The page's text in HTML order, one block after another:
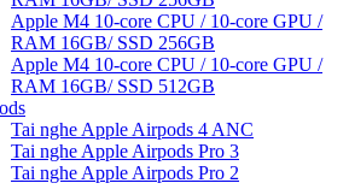
Apple M4 10-core CPU / 10-core GPU /
RAM 16GB/ SSD 256GB
Apple M4 10-core CPU / 10-core GPU /
RAM 16GB/ SSD 512GB
Tai nghe Apple Airpods 4 ANC
Tai nghe Apple Airpods Pro 3
Tai nghe Apple Airpods Pro 2